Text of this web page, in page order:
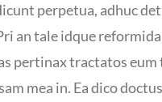
perpetua, adhuc
an tale idque
pertinax tractatos
mea in. Ea dico